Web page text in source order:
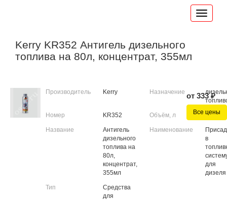
Kerry KR352 Антигель дизельного
топлива на 80л, концентрат, 355мл
Производитель Kerry Назначение
Номер KR352 Объём, л 0.335
Название
Антигель
дизельного
топлива на
80л,
концентрат,
355мл
Наименование
в
для
дизеля
Тип
Средства
для
от 333 ₽
Все цены